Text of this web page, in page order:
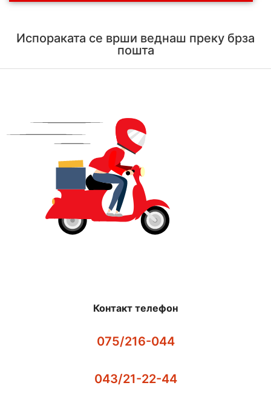
Испораката се врши веднаш преку брза
пошта
Контакт телефон
075/216-044
043/21-22-44